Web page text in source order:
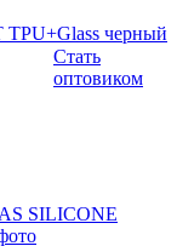
TPU+Glass черный
Стать
оптовиком